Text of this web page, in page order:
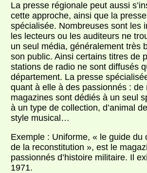
La presse régionale peut aussi
cette approche, ainsi que la
spécialisée. Nombreuses sont les
les lecteurs ou les auditeurs ne
un seul média, généralement très
son public. Ainsi certains titres de
stations de radio ne sont diffusés
département. La presse
quant à elle à des passionnés : de
magazines sont dédiés à un seul
à un type de collection, d’animal
style musical…
Exemple : Uniforme, « le guide du
de la reconstitution », est le
passionnés d’histoire militaire. Il
1971.